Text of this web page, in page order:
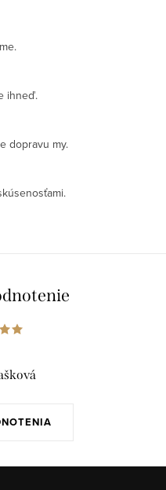
ihneď.
dopravu my.